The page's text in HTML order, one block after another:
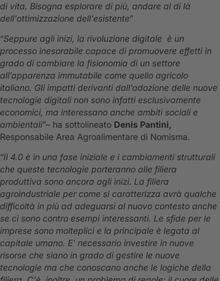
di vita. Bisogna esplorare di più, andare al di là
dell'ottimizzazione dell'esistente”
“Seppure agli inizi, la rivoluzione digitale è un
processo inesorabile capace di promuovere effetti in
grado di cambiare la fisionomia di un settore
all’apparenza immutabile come quello agricolo
italiano. Gli impatti derivanti dall’adozione delle nuove
tecnologie digitali non sono infatti esclusivamente
economici, ma interessano anche ambiti sociali e
ambientali”– ha sottolineato Denis Pantini,
Responsabile Area Agroalimentare di Nomisma.
“Il 4.0 è in una fase iniziale e i cambiamenti strutturali
che queste tecnologie porteranno alle filiera
produttiva sono ancora agli inizi. La filiera
agroindustriale per come si caratterizza avrà qualche
difficoltà in più ad adeguarsi al nuovo contesto anche
se ci sono contro esempi interessanti. Le sfide per le
imprese sono molteplici e la principale è legata al
capitale umano. E' necessario investire in nuove
risorse che siano in grado di gestire le nuove
tecnologie ma che conoscano anche le logiche della